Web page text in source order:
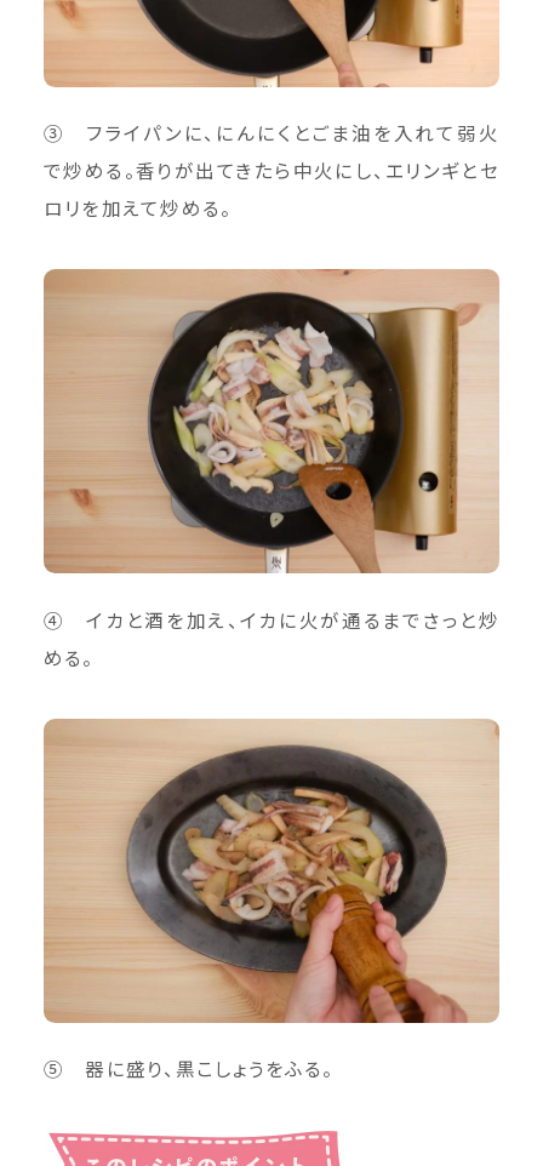
③ フライパンに、にんにくとごま油を入れて弱火
で炒める。香りが出てきたら中火にし、エリンギとセ
ロリを加えて炒める。
④ イカと酒を加え、イカに火が通るまでさっと炒
める。
⑤ 器に盛り、黒こしょうをふる。